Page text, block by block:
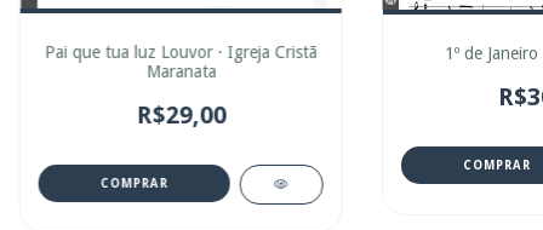
Pai que tua luz Louvor · Igreja Cristã
Maranata
R$29,00
COMPRAR
1º de
COMPRAR